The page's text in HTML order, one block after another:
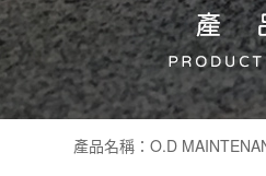
產品名稱：O.D